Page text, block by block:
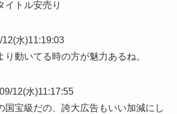
イトル安売り
12(水)11:19:03
り動いてる時の方が魅力あるね。
12(水)11:17:55
国宝級だの、誇大広告もいい加減にし